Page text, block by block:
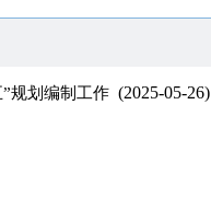
规划编制工作(2025-05-26)